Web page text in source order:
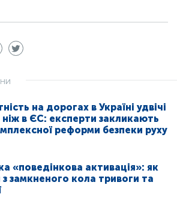
на дорогах в Україні удвічі
в ЄС: експерти закликають
реформи безпеки руху
«поведінкова активація»: як
з замкненого кола тривоги та